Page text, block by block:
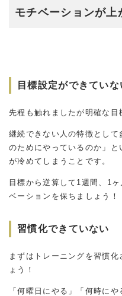
モチベーションが上
目標設定ができていな
先程も触れましたが明確な目
継続できない人の特徴とし
のためにやっているのか」
が冷めてしまうことです。
目標から逆算して1週間、1
ベーションを保ちましょう！
習慣化できていない
まずはトレーニングを習慣
ょう！
「何曜日にやる」「何時に